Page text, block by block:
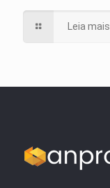
Leia mais